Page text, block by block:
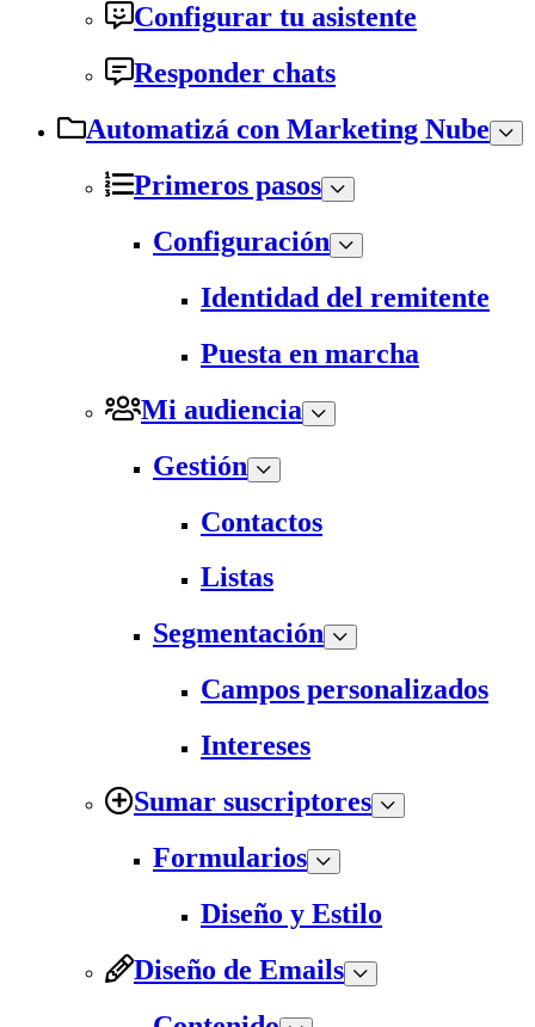
Configurar tu asistente
Responder chats
Automatizá con Marketing Nube
Primeros pasos
Configuración
Identidad del remitente
Puesta en marcha
Mi audiencia
Gestión
Contactos
Listas
Segmentación
Campos personalizados
Intereses
Sumar suscriptores
Formularios
Diseño y Estilo
Diseño de Emails